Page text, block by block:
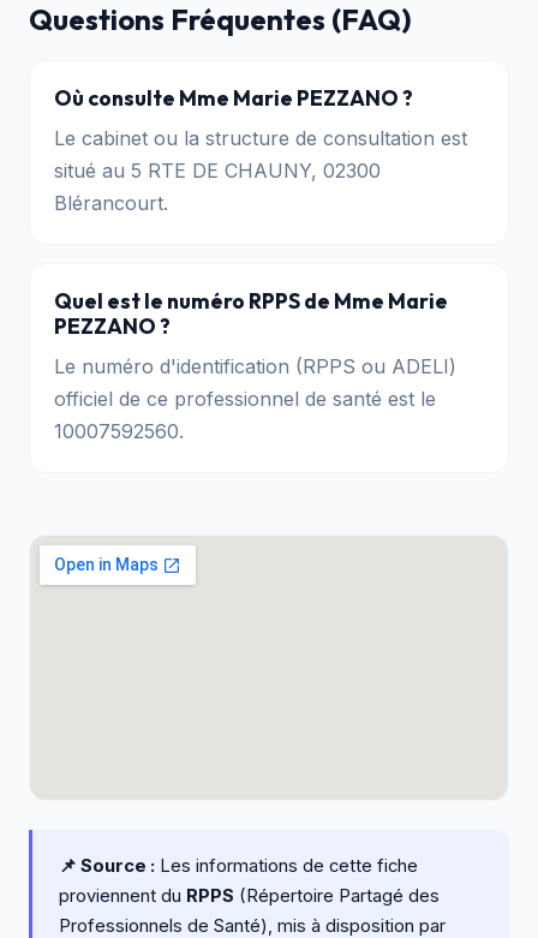
Questions Fréquentes (FAQ)
Où consulte Mme Marie PEZZANO ?
Le cabinet ou la structure de consultation est
situé au 5 RTE DE CHAUNY, 02300
Blérancourt.
Quel est le numéro RPPS de Mme Marie
PEZZANO ?
Le numéro d'identification (RPPS ou ADELI)
officiel de ce professionnel de santé est le
10007592560.
📌 Source : Les informations de cette fiche
proviennent du RPPS (Répertoire Partagé des
Professionnels de Santé), mis à disposition par